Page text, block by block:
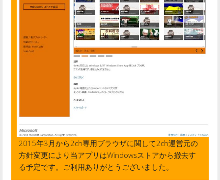
2015年3月から2ch専用ブラウザに関して2ch運営元の
方針変更により当アプリはWindowsストアから撤去す
る予定です。ご利用ありがとうございました。